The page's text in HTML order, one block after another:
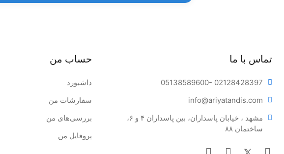
تماس با ما
05138589600- 02128428397
info@ariyatandis.com
ساختمان ۸۸
حساب من
داشبورد
سفارشات من
بررسی‌های من
پروفایل من